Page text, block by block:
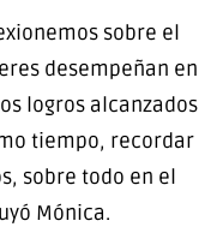
sobre el
desempeñan en
logros alcanzados
tiempo, recordar
sobre todo en el
Mónica.